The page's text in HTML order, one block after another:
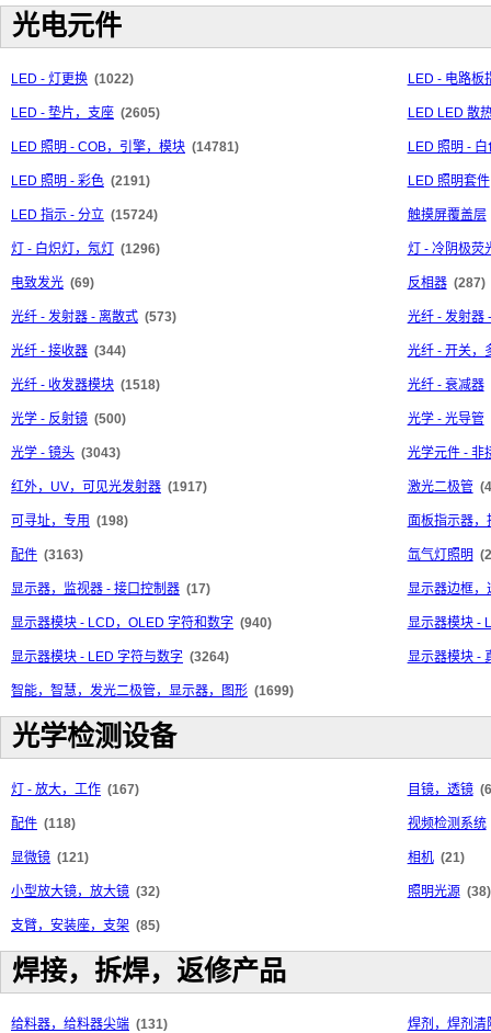
光电元件
LED - 灯更换 (1022) LED - 电路板
LED - 垫片，支座 (2605) LED LED 散
LED 照明 - COB，引擎，模块 (14781) LED 照明 - 白
LED 照明 - 彩色 (2191) LED 照明套件
LED 指示 - 分立 (15724) 触摸屏覆盖层
灯 - 白炽灯，氖灯 (1296) 灯 - 冷阴极荧
电致发光 (69) 反相器 (287)
光纤 - 发射器 - 离散式 (573) 光纤 - 发射器
光纤 - 接收器 (344) 光纤 - 开关，
光纤 - 收发器模块 (1518) 光纤 - 衰减器
光学 - 反射镜 (500) 光学 - 光导管
光学 - 镜头 (3043) 光学元件 - 非
红外，UV，可见光发射器 (1917) 激光二极管
可寻址，专用 (198) 面板指示器，
配件 (3163) 氙气灯照明
显示器，监视器 - 接口控制器 (17) 显示器边框，
显示器模块 - LCD，OLED 字符和数字 (940) 显示器模块 -
显示器模块 - LED 字符与数字 (3264) 显示器模块 -
智能，智慧，发光二极管，显示器，图形 (1699)
光学检测设备
灯 - 放大，工作 (167) 目镜，透镜
配件 (118) 视频检测系统
显微镜 (121) 相机 (21)
小型放大镜，放大镜 (32) 照明光源 (38)
支臂，安装座，支架 (85)
焊接，拆焊，返修产品
给料器，给料器尖端 (131) 焊剂，焊剂清